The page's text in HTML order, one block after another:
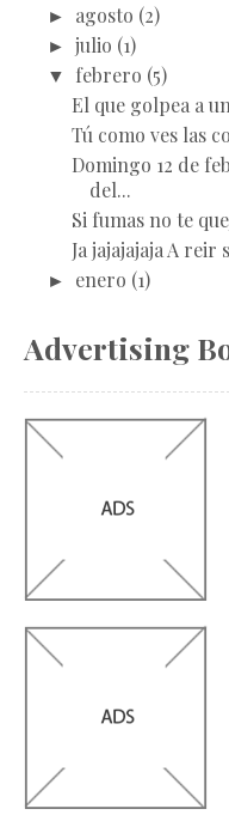
► agosto (2)
► julio (1)
▼ febrero (5)
El que golpea a
Tú como ves las
Domingo 12 de
del...
Si fumas no te
Ja jajajajaja A reir
► enero (1)
Advertising